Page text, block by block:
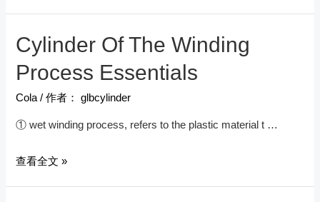
LPG
Cylinder
Using
Cylinder Of The Winding
Process Essentials
Cola / 作者： glbcylinder
① wet winding process, refers to the plastic material t …
Cylinder
查看全文 »